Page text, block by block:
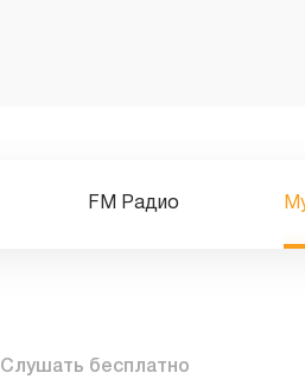
FM Радио
Слушать бесплатно